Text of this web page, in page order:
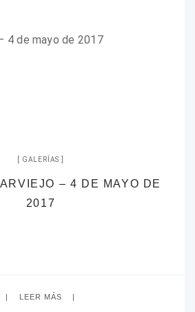
GALERÍAS
– 4 DE MAYO DE
2017
LEER MÁS